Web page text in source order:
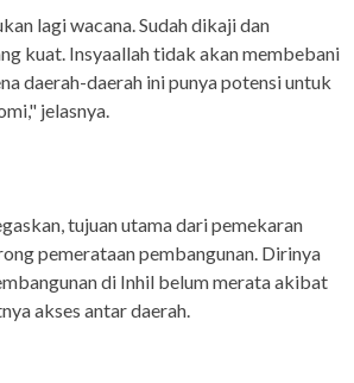
lagi wacana. Sudah dikaji dan
kuat. Insyaallah tidak akan membebani
daerah-daerah ini punya potensi untuk
jelasnya.
tujuan utama dari pemekaran
pemerataan pembangunan. Dirinya
di Inhil belum merata akibat
akses antar daerah.